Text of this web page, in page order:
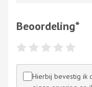
Beoordeling*
Hierbij bevestig ik